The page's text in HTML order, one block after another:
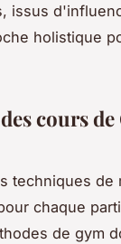
issus
holistique
cours
techniques
chaque
de gym